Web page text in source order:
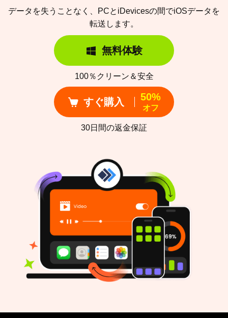
データを失うことなく、PCとiDevicesの間でiOSデータを
転送します。
無料体験
100％クリーン＆安全
すぐ購入 50%
オフ
30日間の返金保証